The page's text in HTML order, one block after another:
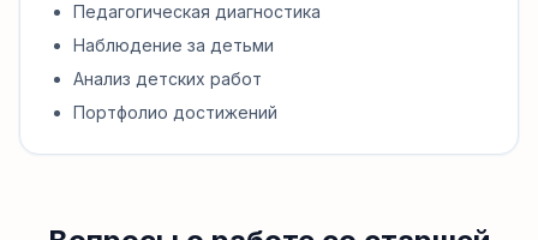
Педагогическая диагностика
Наблюдение за детьми
Анализ детских работ
Портфолио достижений